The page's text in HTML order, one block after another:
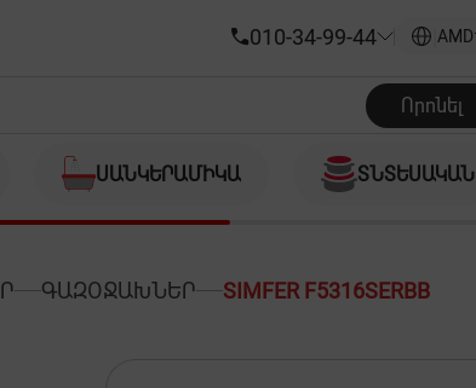
010-34-99-44 AMD
Որոնել
ՍԱՆԿԵՐԱՄԻԿԱ ՏՆՏԵՍԱԿԱՆ
ԳԱԶՕՋԱԽՆԵՐ SIMFER F5316SERBB